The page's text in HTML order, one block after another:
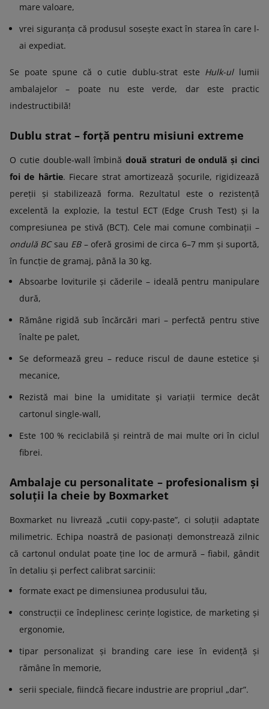
mare valoare,
vrei siguranța că produsul sosește exact în starea în care l-
ai expediat.
Se poate spune că o cutie dublu-strat este Hulk-ullumii
ambalajelor – poate nu este verde, dar este practic
indestructibilă!
Dublu strat – forță pentru misiuni extreme
O cutie double-wall îmbinădouă straturi de ondulă și cinci
foi de hârtie. Fiecare strat amortizează șocurile, rigidizează
pereții și stabilizează forma. Rezultatul este o rezistență
excelentă la explozie, la testul ECT (Edge Crush Test) și la
compresiunea pe stivă (BCT). Cele mai comune combinații –
ondulă BCsau EB– oferă grosimi de circa 6–7 mm și suportă,
în funcție de gramaj, până la 30 kg.
Absoarbe loviturile și căderile – ideală pentru manipulare
dură,
Rămâne rigidă sub încărcări mari – perfectă pentru stive
înalte pe palet,
Se deformează greu – reduce riscul de daune estetice și
mecanice,
Rezistă mai bine la umiditate și variații termice decât
cartonul single-wall,
Este 100 % reciclabilă și reintră de mai multe ori în ciclul
fibrei.
Ambalaje cu personalitate – profesionalism și
soluții la cheie by Boxmarket
Boxmarket nu livrează „cutii copy-paste”, ci soluții adaptate
milimetric. Echipa noastră de pasionați demonstrează zilnic
că cartonul ondulat poate ține loc de armură – fiabil, gândit
în detaliu și perfect calibrat sarcinii:
formate exact pe dimensiunea produsului tău,
construcții ce îndeplinesc cerințe logistice, de marketing și
ergonomie,
tipar personalizat și branding care iese în evidență și
rămâne în memorie,
serii speciale, fiindcă fiecare industrie are propriul „dar”.